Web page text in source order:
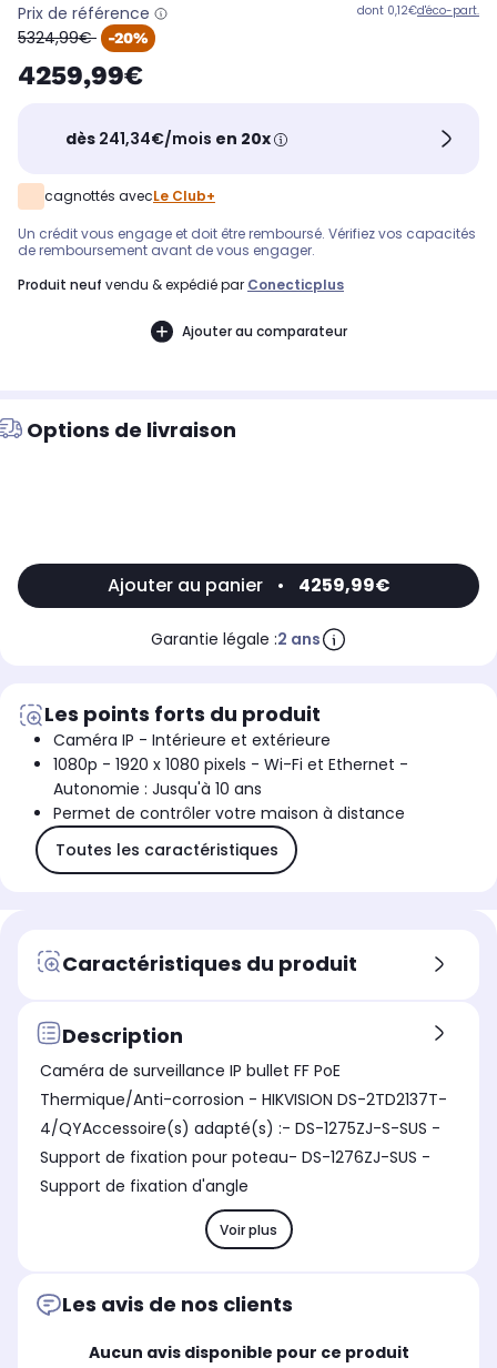
Prix de référence
oldPrice
5324,99€ -20%
4259,99€
dont 0,12€d'éco-part.
dès 241,34€/mois en 20x
cagnottés avecLe Club+
Un crédit vous engage et doit être remboursé. Vérifiez vos capacités
de remboursement avant de vous engager.
produit neuf vendu & expédié par Conecticplus
Ajouter au comparateur
Options de livraison
Ajouter au panier • 4259,99€
Garantie légale :2 ans
Les points forts du produit
Caméra IP - Intérieure et extérieure
1080p - 1920 x 1080 pixels - Wi-Fi et Ethernet -
Autonomie : Jusqu'à 10 ans
Permet de contrôler votre maison à distance
Toutes les caractéristiques
Caractéristiques du produit
Description
Caméra de surveillance IP bullet FF PoE
Thermique/Anti-corrosion - HIKVISION DS-2TD2137T-
4/QYAccessoire(s) adapté(s) :- DS-1275ZJ-S-SUS -
Support de fixation pour poteau- DS-1276ZJ-SUS -
Support de fixation d'angle
Voir plus
Les avis de nos clients
Aucun avis disponible pour ce produit